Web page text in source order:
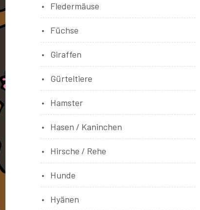
Fledermäuse
Füchse
Giraffen
Gürteltiere
Hamster
Hasen / Kaninchen
Hirsche / Rehe
Hunde
Hyänen